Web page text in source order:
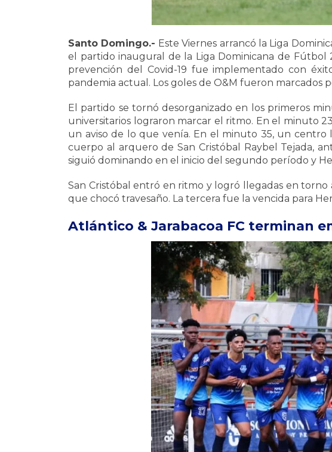
Santo Domingo.- Este Viernes arrancó la Liga
el partido inaugural de la Liga Dominicana de Fútbol
prevención del Covid-19 fue implementado con
pandemia actual. Los goles de O&M fueron marcados
El partido se tornó desorganizado en los primeros
universitarios lograron marcar el ritmo. En el minuto
un aviso de lo que venía. En el minuto 35, un
cuerpo al arquero de San Cristóbal Raybel Tejada,
siguió dominando en el inicio del segundo período y
San Cristóbal entró en ritmo y logró llegadas en
que chocó travesaño. La tercera fue la vencida para
Atlántico & Jarabacoa FC terminan